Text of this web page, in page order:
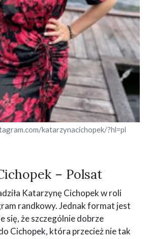
katarzynacichopek/?hl=pl
– Polsat
Katarzynę Cichopek w roli
randkowy. Jednak format jest
się, że szczególnie dobrze
Cichopek, która przecież nie tak